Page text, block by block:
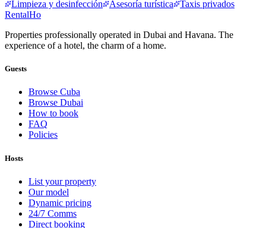
Limpieza y desinfección
Asesoría turística
Taxis privados
RentalHo
Properties professionally operated in Dubai and Havana. The
experience of a hotel, the charm of a home.
Guests
Browse Cuba
Browse Dubai
How to book
FAQ
Policies
Hosts
List your property
Our model
Dynamic pricing
24/7 Comms
Direct booking